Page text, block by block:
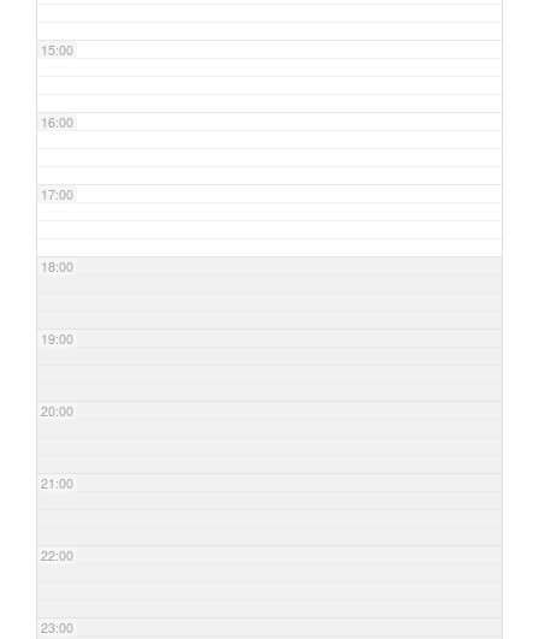
15:00
16:00
17:00
18:00
19:00
20:00
21:00
22:00
23:00